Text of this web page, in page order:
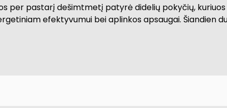
per pastarį dešimtmetį patyrė didelių pokyčių,
efektyvumui bei aplinkos apsaugai. Šiandien